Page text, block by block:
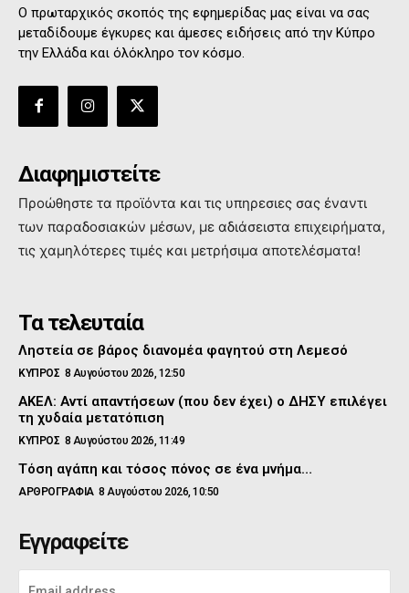
Ο πρωταρχικός σκοπός της εφημερίδας μας είναι να σας
μεταδίδουμε έγκυρες και άμεσες ειδήσεις από την Κύπρο
την Ελλάδα και όλόκληρο τον κόσμο.
Διαφημιστείτε
Προώθηστε τα προϊόντα και τις υπηρεσιες σας έναντι
των παραδοσιακών μέσων, με αδιάσειστα επιχειρήματα,
τις χαμηλότερες τιμές και μετρήσιμα αποτελέσματα!
Τα τελευταία
Ληστεία σε βάρος διανομέα φαγητού στη Λεμεσό
ΚΥΠΡΟΣ 8 Αυγούστου 2026, 12:50
ΑΚΕΛ: Αντί απαντήσεων (που δεν έχει) ο ΔΗΣΥ επιλέγει
τη χυδαία μετατόπιση
ΚΥΠΡΟΣ 8 Αυγούστου 2026, 11:49
Τόση αγάπη και τόσος πόνος σε ένα μνήμα…
ΑΡΘΡΟΓΡΑΦΙΑ 8 Αυγούστου 2026, 10:50
Εγγραφείτε